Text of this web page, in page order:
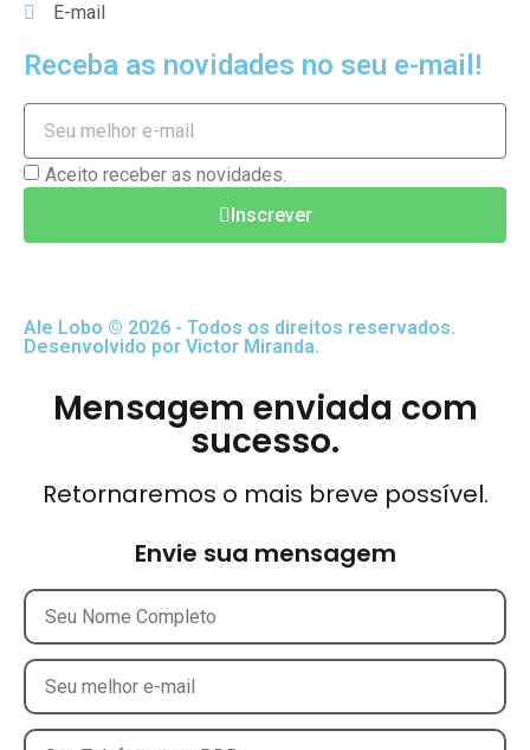
E-mail
Receba as novidades no seu e-mail!
Aceito receber as novidades.
Inscrever
Ale Lobo © 2026 - Todos os direitos reservados.
Desenvolvido por Victor Miranda.
Mensagem enviada com
sucesso.
Retornaremos o mais breve possível.
Envie sua mensagem